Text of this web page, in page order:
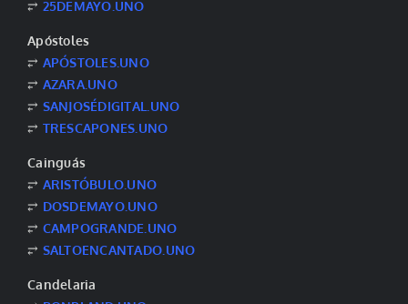
⥂ 25DEMAYO.UNO
Apóstoles
⥂ APÓSTOLES.UNO
⥂ AZARA.UNO
⥂ SANJOSÉDIGITAL.UNO
⥂ TRESCAPONES.UNO
Cainguás
⥂ ARISTÓBULO.UNO
⥂ DOSDEMAYO.UNO
⥂ CAMPOGRANDE.UNO
⥂ SALTOENCANTADO.UNO
Candelaria